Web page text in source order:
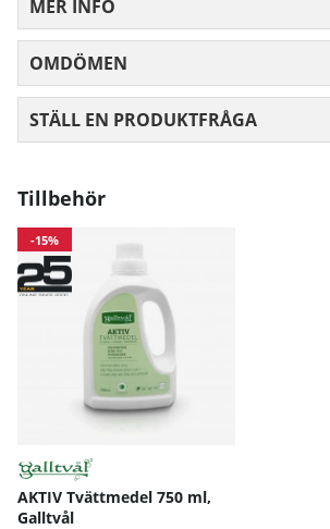
MER INFO
OMDÖMEN
STÄLL EN PRODUKTFRÅGA
Tillbehör
-15%
AKTIV Tvättmedel 750 ml,
Galltvål